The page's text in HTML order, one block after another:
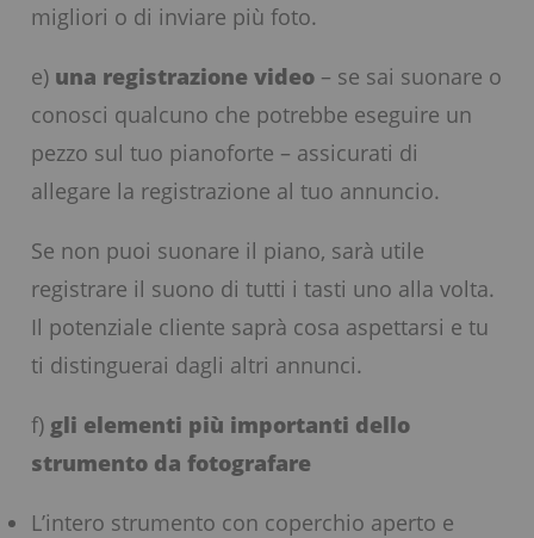
migliori o di inviare più foto.
e) una registrazione video – se sai suonare o
conosci qualcuno che potrebbe eseguire un
pezzo sul tuo pianoforte – assicurati di
allegare la registrazione al tuo annuncio.
Se non puoi suonare il piano, sarà utile
registrare il suono di tutti i tasti uno alla volta.
Il potenziale cliente saprà cosa aspettarsi e tu
ti distinguerai dagli altri annunci.
f) gli elementi più importanti dello
strumento da fotografare
L’intero strumento con coperchio aperto e